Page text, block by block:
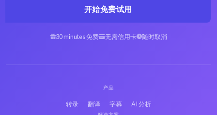
开始免费试用
30 minutes 免费 无需信用卡 随时取消
产品
转录 翻译 字幕 AI 分析